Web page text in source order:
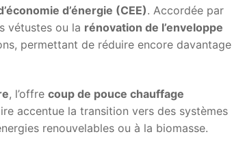
d’énergie (CEE). Accordée par
vétustes ou la rénovation de l’enveloppe
permettant de réduire encore davantage
, l’offre coup de pouce chauffage
accentue la transition vers des systèmes
renouvelables ou à la biomasse.